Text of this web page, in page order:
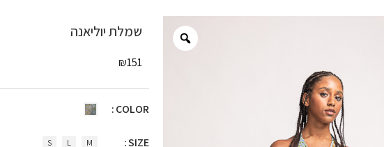
שמלת יוליאנה
₪151
COLOR
SIZE
M
L
S